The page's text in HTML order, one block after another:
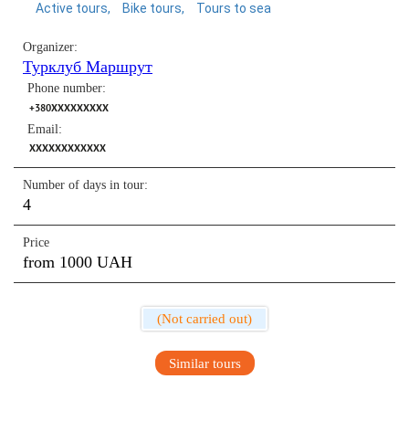
Active tours Bike tours Tours to sea
Organizer:
Турклуб Маршрут
Phone number:
+380XXXXXXXXX
Email:
XXXXXXXXXXXX
Number of days in tour:
4
Price
from 1000 UAH
(Not carried out)
Similar tours